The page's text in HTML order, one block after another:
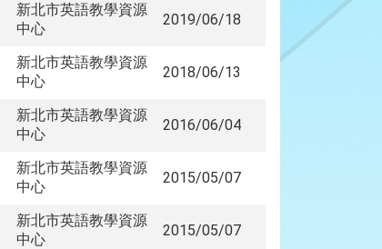
新北市英語教學資源
中心
2019/06/18
新北市英語教學資源
中心
2018/06/13
新北市英語教學資源
中心
2016/06/04
新北市英語教學資源
中心
2015/05/07
新北市英語教學資源
中心
2015/05/07